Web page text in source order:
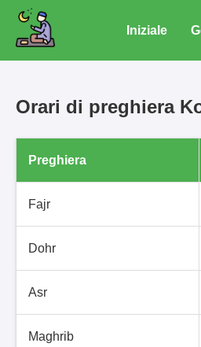
Iniziale
Orari di preghiera
Preghiera
Fajr
Dohr
Asr
Maghrib